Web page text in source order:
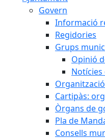
Govern
Informació
Regidories
Grups
Opinió
Notícies
Cartipàs:
Òrgans de
Pla de
Consells